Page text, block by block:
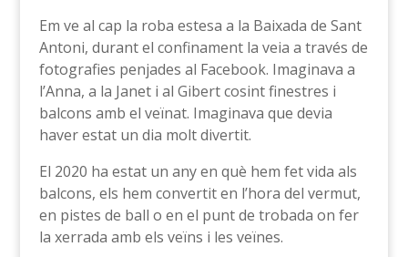
Em ve al cap la roba estesa a la Baixada de Sant
Antoni, durant el confinament la veia a través de
fotografies penjades al Facebook. Imaginava a
l’Anna, a la Janet i al Gibert cosint finestres i
balcons amb el veïnat. Imaginava que devia
haver estat un dia molt divertit.
El 2020 ha estat un any en què hem fet vida als
balcons, els hem convertit en l’hora del vermut,
en pistes de ball o en el punt de trobada on fer
la xerrada amb els veïns i les veïnes.